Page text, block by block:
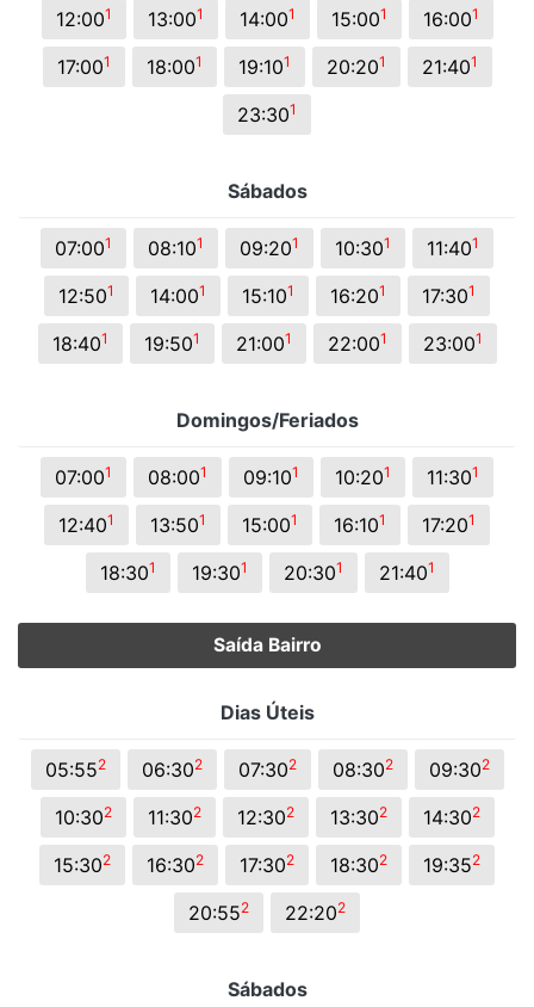
12:001 13:001 14:001 15:001 16:001
17:001 18:001 19:101 20:201 21:401
23:301
Sábados
07:001 08:101 09:201 10:301 11:401
12:501 14:001 15:101 16:201 17:301
18:401 19:501 21:001 22:001 23:001
Domingos/Feriados
07:001 08:001 09:101 10:201 11:301
12:401 13:501 15:001 16:101 17:201
18:301 19:301 20:301 21:401
Saída Bairro
Dias Úteis
05:552 06:302 07:302 08:302 09:302
10:302 11:302 12:302 13:302 14:302
15:302 16:302 17:302 18:302 19:352
20:552 22:202
Sábados